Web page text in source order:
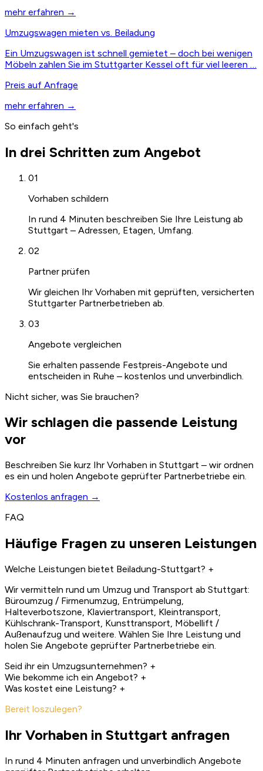
mehr erfahren →
Umzugswagen mieten vs. Beiladung
Ein Umzugswagen ist schnell gemietet – doch bei wenigen
Möbeln zahlen Sie im Stuttgarter Kessel oft für viel leeren …
Preis auf Anfrage
mehr erfahren →
So einfach geht's
In drei Schritten zum Angebot
01
Vorhaben schildern
In rund 4 Minuten beschreiben Sie Ihre Leistung ab
Stuttgart – Adressen, Etagen, Umfang.
02
Partner prüfen
Wir gleichen Ihr Vorhaben mit geprüften, versicherten
Stuttgarter Partnerbetrieben ab.
03
Angebote vergleichen
Sie erhalten passende Festpreis-Angebote und
entscheiden in Ruhe – kostenlos und unverbindlich.
Nicht sicher, was Sie brauchen?
Wir schlagen die passende Leistung
vor
Beschreiben Sie kurz Ihr Vorhaben in Stuttgart – wir ordnen
es ein und holen Angebote geprüfter Partnerbetriebe ein.
Kostenlos anfragen →
FAQ
Häufige Fragen zu unseren Leistungen
Welche Leistungen bietet Beiladung-Stuttgart? +
Wir vermitteln rund um Umzug und Transport ab Stuttgart:
Büroumzug / Firmenumzug, Entrümpelung,
Halteverbotszone, Klaviertransport, Kleintransport,
Kühlschrank-Transport, Kunsttransport, Möbellift /
Außenaufzug und weitere. Wählen Sie Ihre Leistung und
holen Sie Angebote geprüfter Partnerbetriebe ein.
Seid ihr ein Umzugsunternehmen? +
Wie bekomme ich ein Angebot? +
Was kostet eine Leistung? +
Bereit loszulegen?
Ihr Vorhaben in Stuttgart anfragen
In rund 4 Minuten anfragen und unverbindlich Angebote